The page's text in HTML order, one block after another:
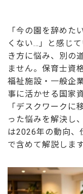
「今の園を辞めた
くない…」と感じ
き方に悩み、別の
ません。保育士資
福祉施設・一般企
事に活かせる国家
「デスクワークに
った悩みを解決し
は2026年の動向、
で含めて解説します